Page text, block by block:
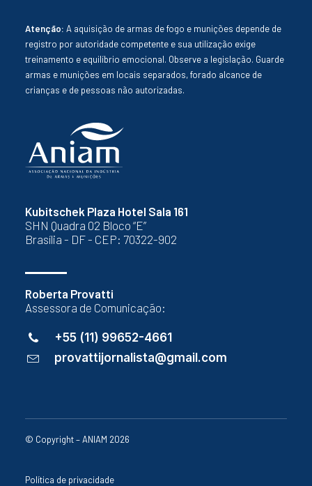
Kubitschek Plaza Hotel Sala 161
SHN Quadra 02 Bloco “E”
Brasília - DF - CEP: 70322-902
Roberta Provatti
Assessora de Comunicação:
+55 (11) 99652-4661
provattijornalista@gmail.com
Atenção: A aquisição de armas de fogo e munições depende de
registro por autoridade competente e sua utilização exige
treinamento e equilíbrio emocional. Observe a legislação. Guarde
armas e munições em locais separados, forado alcance de
crianças e de pessoas não autorizadas.
© Copyright – ANIAM 2026
Política de privacidade